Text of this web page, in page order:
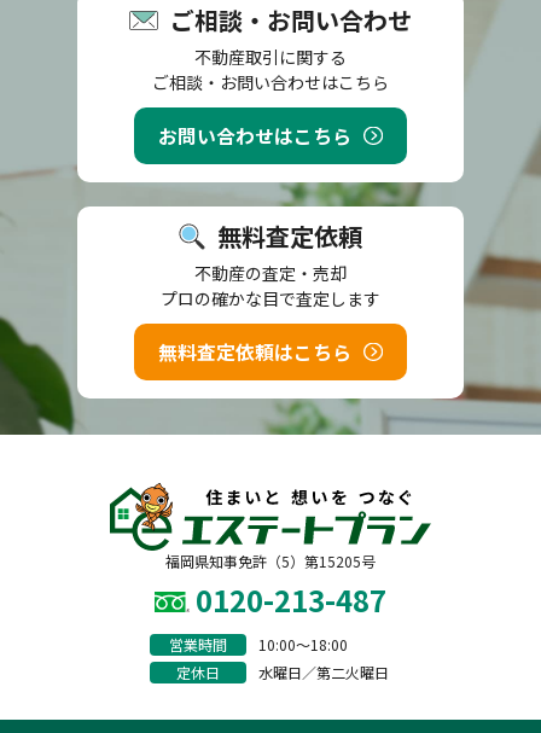
ご相談・お問い合わせ
不動産取引に関する
ご相談・お問い合わせはこちら
お問い合わせはこちら
無料査定依頼
不動産の査定・売却
プロの確かな目で査定します
無料査定依頼はこちら
福岡県知事免許（5）第15205号
0120-213-487
営業時間
10:00〜18:00
定休日
水曜日／第二火曜日